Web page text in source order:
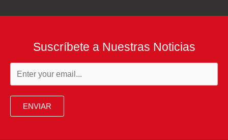
Suscríbete a Nuestras Noticias
ENVIAR